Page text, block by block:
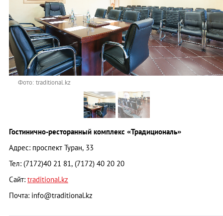
Фото: traditional.kz
Гостинично-ресторанный комплекс «Традициональ»
Адрес: проспект Туран, 33
Тел: (7172)40 21 81, (7172) 40 20 20
Сайт: traditional.kz
Почта: info@traditional.kz